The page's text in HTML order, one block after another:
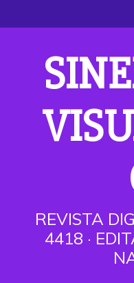
al
REVISTA
4418 ·